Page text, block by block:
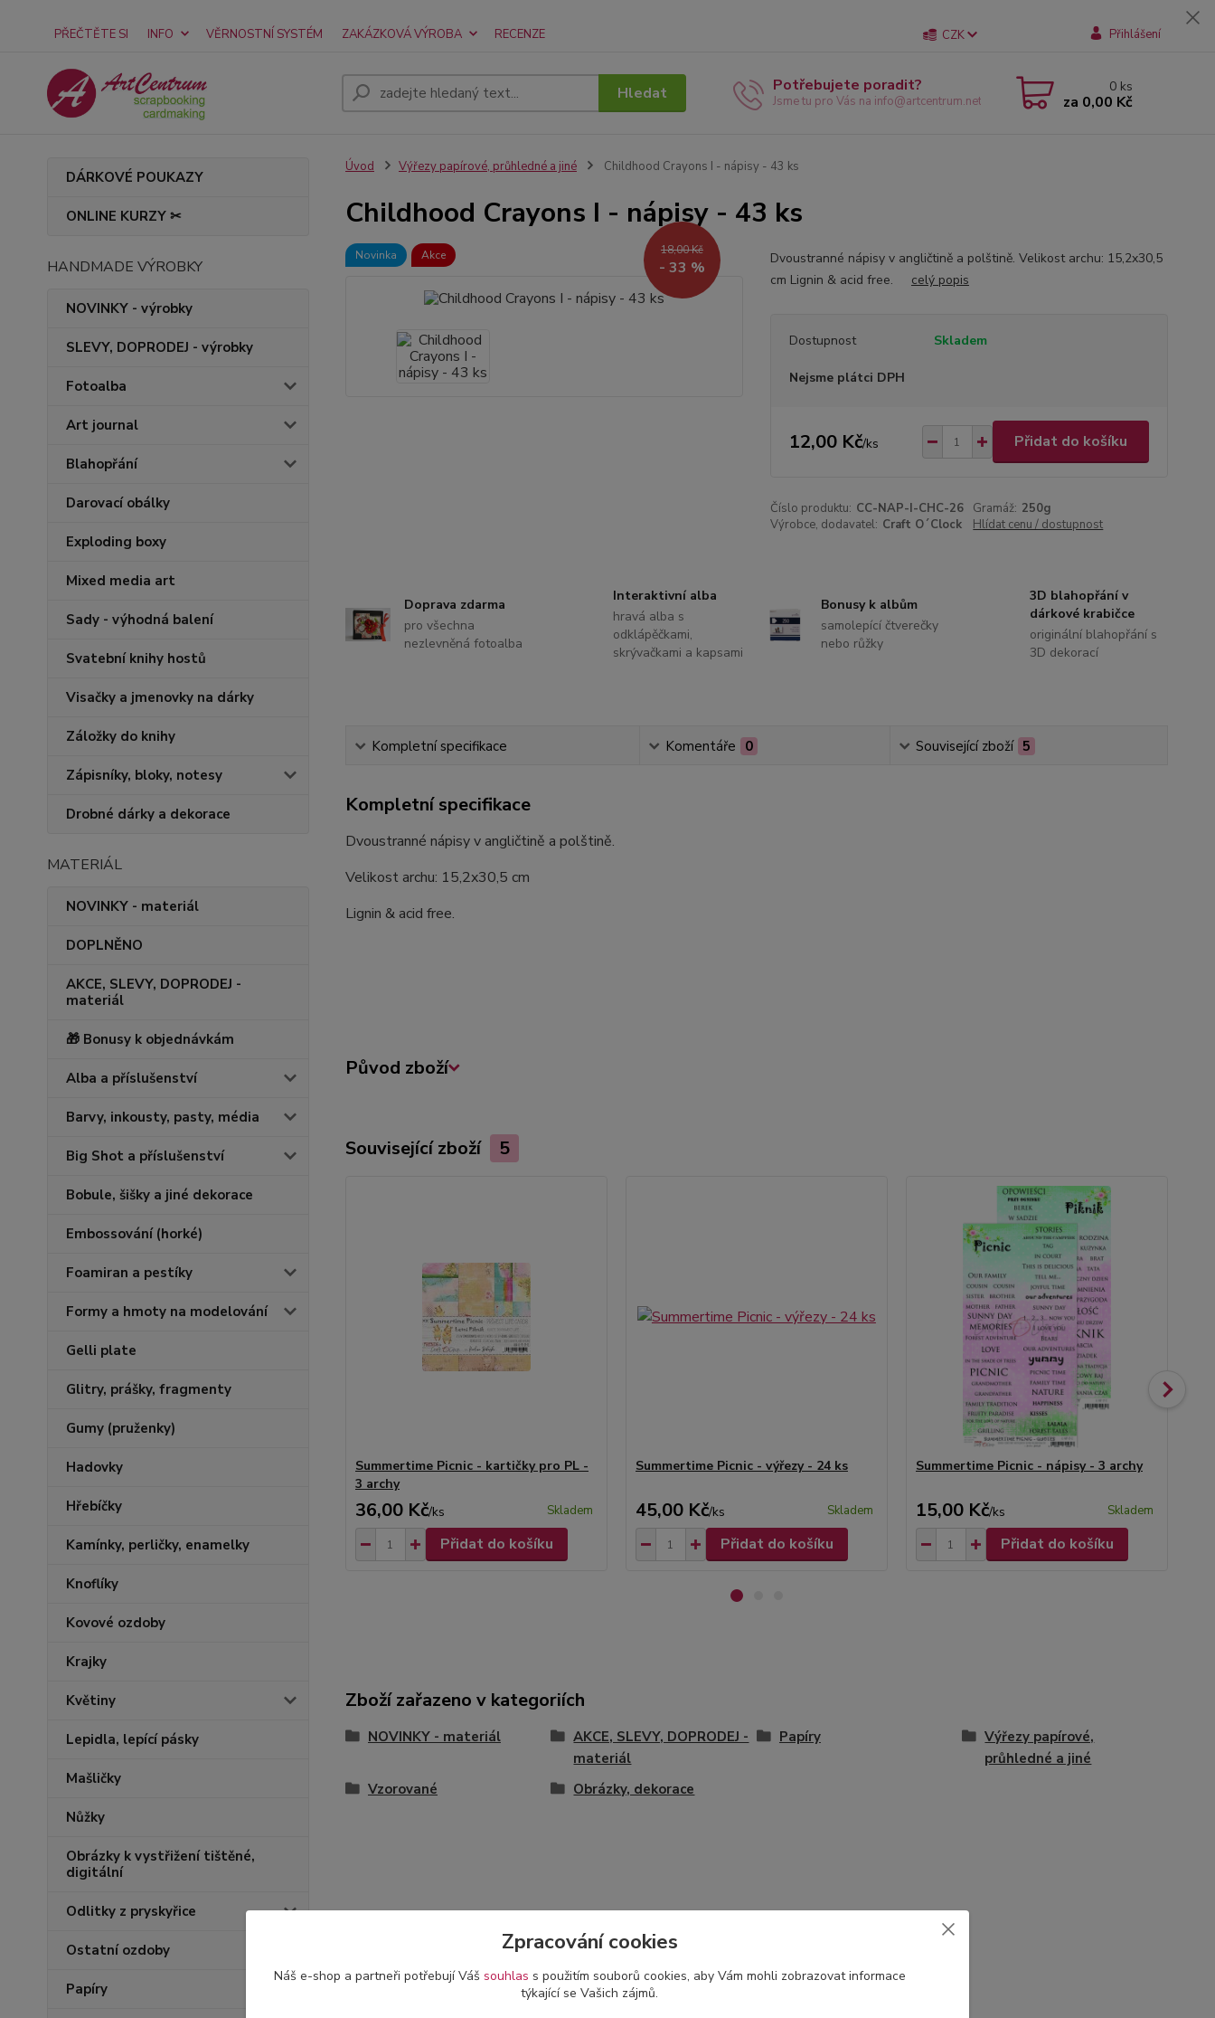
PŘEČTĚTE SI INFO VĚRNOSTNÍ SYSTÉM ZAKÁZKOVÁ VÝROBA RECENZE CZK Přihlášení
Hledat Potřebujete poradit?
Jsme tu pro Vás na info@artcentrum.net
0 ks
za 0,00 Kč
DÁRKOVÉ POUKAZY
ONLINE KURZY ✂
HANDMADE VÝROBKY
NOVINKY - výrobky
SLEVY, DOPRODEJ - výrobky
Fotoalba
Art journal
Blahopřání
Darovací obálky
Exploding boxy
Mixed media art
Sady - výhodná balení
Svatební knihy hostů
Visačky a jmenovky na dárky
Záložky do knihy
Zápisníky, bloky, notesy
Drobné dárky a dekorace
MATERIÁL
NOVINKY - materiál
DOPLNĚNO
AKCE, SLEVY, DOPRODEJ -
materiál
🎁 Bonusy k objednávkám
Alba a příslušenství
Barvy, inkousty, pasty, média
Big Shot a příslušenství
Bobule, šišky a jiné dekorace
Embossování (horké)
Foamiran a pestíky
Formy a hmoty na modelování
Gelli plate
Glitry, prášky, fragmenty
Gumy (pruženky)
Hadovky
Hřebíčky
Kamínky, perličky, enamelky
Knoflíky
Kovové ozdoby
Krajky
Květiny
Lepidla, lepící pásky
Mašličky
Nůžky
Obrázky k vystřižení tištěné,
digitální
Odlitky z pryskyřice
Ostatní ozdoby
Papíry
Úvod Výřezy papírové, průhledné a jiné Childhood Crayons I - nápisy - 43 ks
Childhood Crayons I - nápisy - 43 ks
Novinka Akce 18,00 Kč
- 33 %
Dvoustranné nápisy v angličtině a polštině. Velikost archu: 15,2x30,5
cm Lignin & acid free. celý popis
Dostupnost Skladem
Nejsme plátci DPH
12,00 Kč/ks Přidat do košíku
Číslo produktu: CC-NAP-I-CHC-26 Gramáž: 250g
Výrobce, dodavatel: Craft O´Clock Hlídat cenu / dostupnost
Doprava zdarma
pro všechna
nezlevněná fotoalba
Interaktivní alba
hravá alba s
odklápěčkami,
skrývačkami a kapsami
Bonusy k albům
samolepící čtverečky
nebo růžky
3D blahopřání v
dárkové krabičce
originální blahopřání s
3D dekorací
Kompletní specifikace Komentáře 0 Související zboží 5
Kompletní specifikace
Dvoustranné nápisy v angličtině a polštině.
Velikost archu: 15,2x30,5 cm
Lignin & acid free.
Původ zboží
Související zboží 5
Summertime Picnic - kartičky pro PL -
3 archy
36,00 Kč/ks Skladem
Přidat do košíku
Summertime Picnic - výřezy - 24 ks
45,00 Kč/ks Skladem
Přidat do košíku
Summertime Picnic - nápisy - 3 archy
15,00 Kč/ks Skladem
Přidat do košíku
Zboží zařazeno v kategoriích
NOVINKY - materiál
AKCE, SLEVY, DOPRODEJ -
materiál
Papíry
Výřezy papírové,
průhledné a jiné
Vzorované
Obrázky, dekorace
Zpracování cookies
Náš e-shop a partneři potřebují Váš souhlas s použitím souborů cookies, aby Vám mohli zobrazovat informace
týkající se Vašich zájmů.